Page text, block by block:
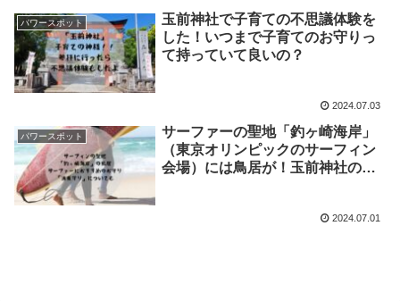
パワースポット
玉前神社で子育ての不思議体験を
した！いつまで子育てのお守りっ
て持っていて良いの？
2024.07.03
パワースポット
サーファーの聖地「釣ヶ崎海岸」
（東京オリンピックのサーフィン
会場）には鳥居が！玉前神社の波
2024.07.01